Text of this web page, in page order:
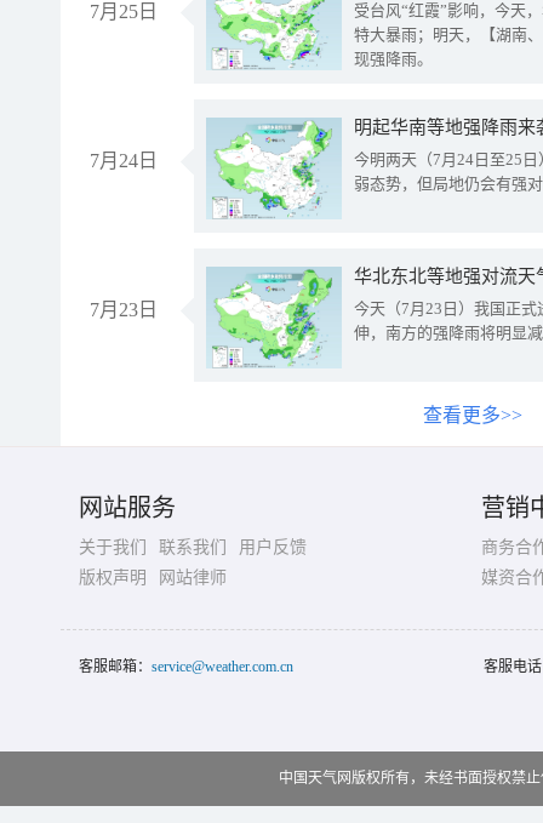
7月25日
受台风“红霞”影响，今天
特大暴雨；明天，【湖南
现强降雨。
7月24日
明起华南等地强降雨
今明两天（7月24日至25
弱态势，但局地仍会有强
7月23日
华北东北等地强对流天
今天（7月23日）我国正
伸，南方的强降雨将明显
查看更多>>
网站服务
关于我们 联系我们
用户反馈
版权声明
网站律师
营销
商务合
媒资合
客服邮箱： service@weather.com.cn 客服电
中国天气网版权所有，未经书面授权